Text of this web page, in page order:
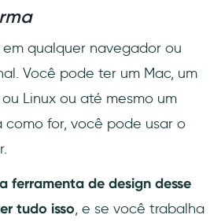
qualquer navegador ou
Você pode ter um Mac, um
Linux ou até mesmo um
como for, você pode usar o
ferramenta de design desse
tudo isso, e se você trabalha